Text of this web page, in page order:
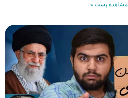
مشاهده پست »